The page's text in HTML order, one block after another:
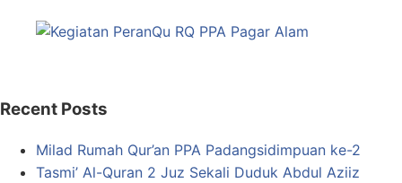
Recent Posts
Milad Rumah Qur’an PPA Padangsidimpuan ke-2
Tasmi’ Al-Quran 2 Juz Sekali Duduk Abdul Aziiz